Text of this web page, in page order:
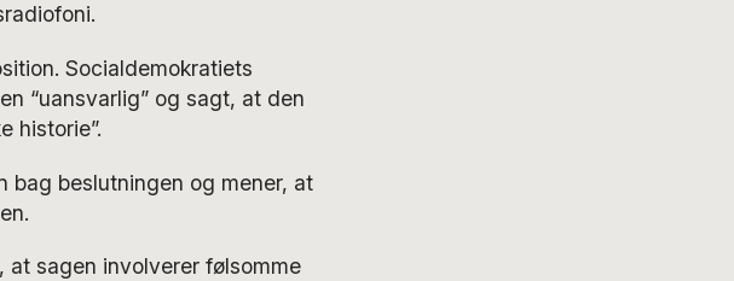
Socialdemokratiets
“uansvarlig” og sagt, at den
historie”.
bag beslutningen og mener, at
at sagen involverer følsomme